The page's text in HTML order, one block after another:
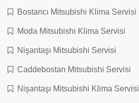
Bostancı Mitsubishi Klima Servisi
Moda Mitsubishi Klima Servisi
Nişantaşı Mitsubishi Servisi
Caddebostan Mitsubishi Servisi
Nişantaşı Mitsubishi Klima Servisi